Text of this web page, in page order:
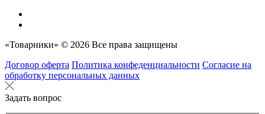
«Товарники» © 2026 Все права защищены
Договор оферта Политика конфеденциальности Согласие на
обработку персональных данных
Задать вопрос